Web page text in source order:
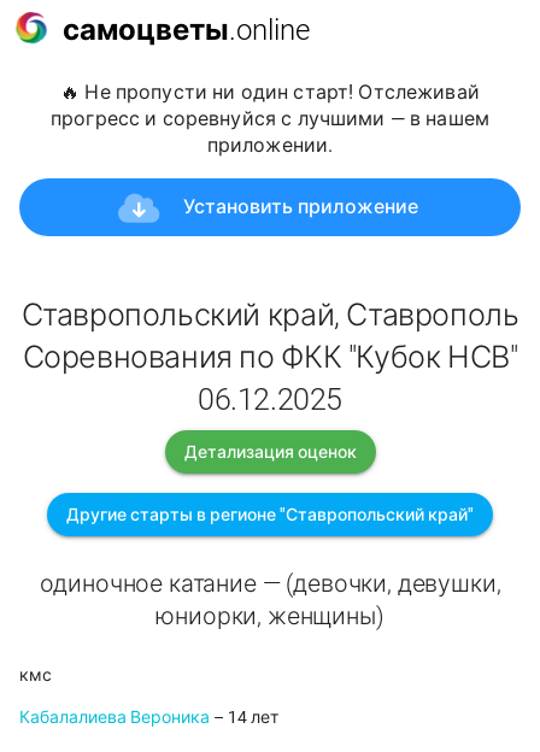
самоцветы.online
🔥 Не пропусти ни один старт! Отслеживай
прогресс и соревнуйся с лучшими — в нашем
приложении.
Установить приложение
Ставропольский край, Ставрополь
Соревнования по ФКК "Кубок НСВ"
06.12.2025
Детализация оценок
Другие старты в регионе "Ставропольский край"
одиночное катание — (девочки, девушки,
юниорки, женщины)
кмс
Кабалалиева Вероника – 14 лет